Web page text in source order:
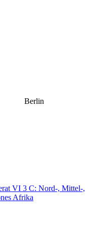
Berlin
VI 3 C: Nord-, Mittel-,
Afrika